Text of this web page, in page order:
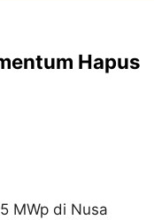
Hapus
MWp di Nusa